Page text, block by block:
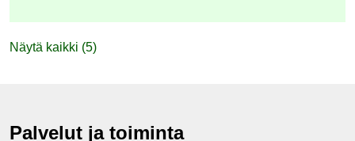
Näytä kaikki (5)
Palvelut ja toiminta